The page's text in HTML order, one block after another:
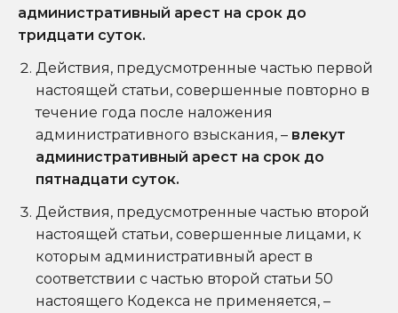
административный арест на срок до
тридцати суток.
Действия, предусмотренные частью первой
настоящей статьи, совершенные повторно в
течение года после наложения
административного взыскания, – влекут
административный арест на срок до
пятнадцати суток.
Действия, предусмотренные частью второй
настоящей статьи, совершенные лицами, к
которым административный арест в
соответствии с частью второй статьи 50
настоящего Кодекса не применяется, –